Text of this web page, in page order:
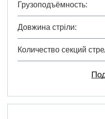
Грузоподъёмность
Довжина стріли
Количество секций